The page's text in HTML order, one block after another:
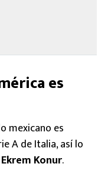
es
mexicano es
A de Italia, así lo
Ekrem Konur.